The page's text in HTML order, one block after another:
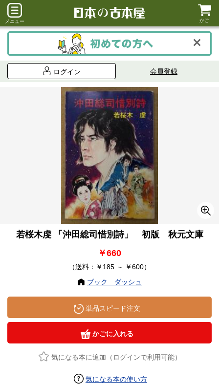
メニュー かご
ログイン 会員登録
若桜木虔 「沖田総司惜別詩」 初版 秋元文庫
￥660
（送料：￥185 ～ ￥600）
ブック ダッシュ
単品スピード注文
かごに入れる
気になる本に追加（ログインで利用可能）
気になる本の使い方